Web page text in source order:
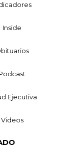
Inside
Ejecutiva
Videos